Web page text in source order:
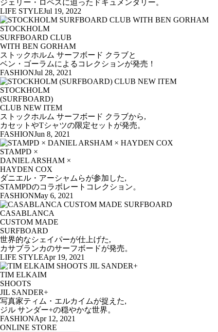
ジェリー・ロペスに迫ったドキュメンタリー。
LIFE STYLEJul 19, 2022
STOCKHOLM
SURFBOARD CLUB
WITH BEN GORHAM
ストックホルム サーフボード クラブと
ベン・ゴーラムによるコレクションが発売！
FASHIONJul 28, 2021
STOCKHOLM
(SURFBOARD)
CLUB NEW ITEM
ストックホルム サーフボード クラブから,
カセットやTシャツの限定セットが発売。
FASHIONJun 8, 2021
STAMPD ×
DANIEL ARSHAM ×
HAYDEN COX
ダニエル・アーシャムらが参加した,
STAMPDのコラボレートコレクション。
FASHIONMay 6, 2021
CASABLANCA
CUSTOM MADE
SURFBOARD
世界的なシェイパーが仕上げた,
カサブランカのサーフボードが発売。
LIFE STYLEApr 19, 2021
TIM ELKAIM
SHOOTS
JIL SANDER+
写真家ティム・エルカイムが捉えた,
ジル サンダー+の穏やかな世界。
FASHIONApr 12, 2021
ONLINE STORE